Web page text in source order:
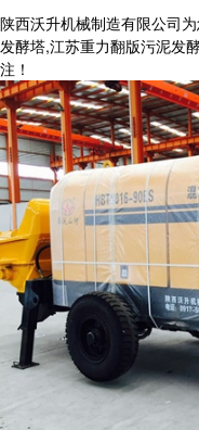
陕西沃升机械制造有限公司
发酵塔,江苏重力翻版污泥发
注！